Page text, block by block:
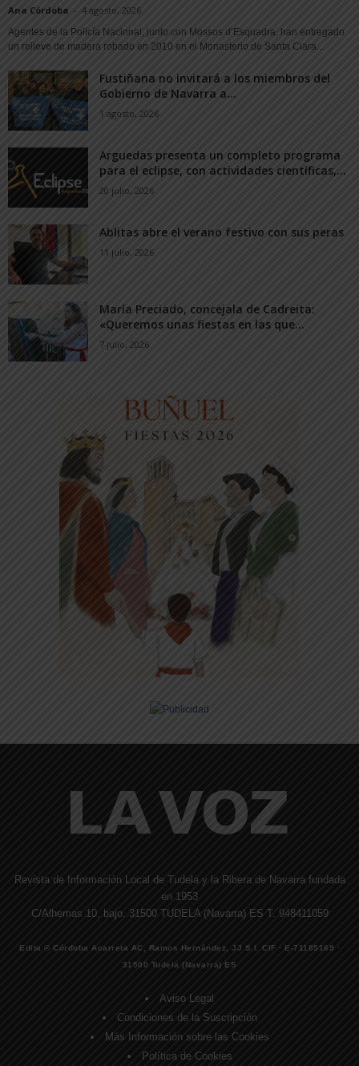
Ana Córdoba - 4 agosto, 2026
Agentes de la Policía Nacional, junto con Mossos d’Esquadra, han entregado
un relieve de madera robado en 2010 en el Monasterio de Santa Clara...
Fustiñana no invitará a los miembros del
Gobierno de Navarra a...
1 agosto, 2026
Arguedas presenta un completo programa
para el eclipse, con actividades científicas,...
20 julio, 2026
Ablitas abre el verano festivo con sus peras
11 julio, 2026
María Preciado, concejala de Cadreita:
«Queremos unas fiestas en las que...
7 julio, 2026
Revista de Información Local de Tudela y la Ribera de Navarra fundada
en 1953
C/Alhemas 10, bajo. 31500 TUDELA (Navarra) ES T. 948411059
Edita © Córdoba Acarreta AC, Ramos Hernández, JJ S.I. CIF · E-71185169 ·
31500 Tudela (Navarra) ES
Aviso Legal
Condiciones de la Suscripción
Más Información sobre las Cookies
Política de Cookies